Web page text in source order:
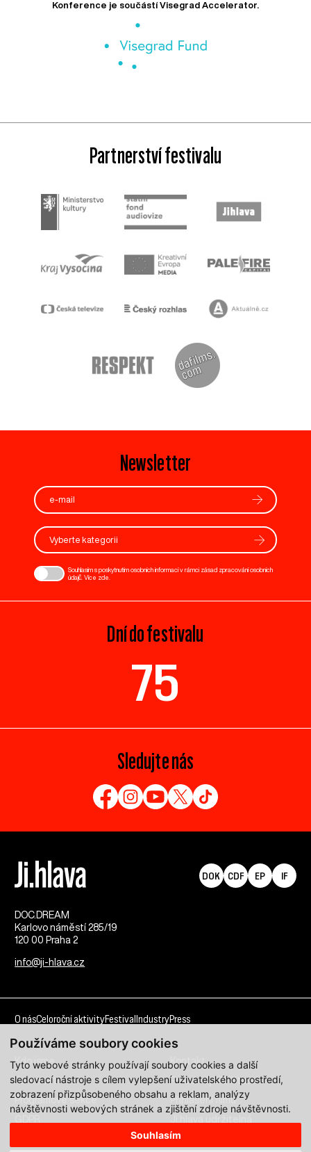
Používáme soubory cookies
Tyto webové stránky používají soubory cookies a další
sledovací nástroje s cílem vylepšení uživatelského prostředí,
zobrazení přizpůsobeného obsahu a reklam, analýzy
návštěvnosti webových stránek a zjištění zdroje návštěvnosti.
Souhlasím
Konference je součástí Visegrad Accelerator.
Partnerství festivalu
Newsletter
Vyberte kategorii
Souhlasím s poskytnutím osobních informací v rámci zásad zpracování osobních
údajů. Více zde
Dní do festivalu
75
Sledujte nás
DOC.DREAM​
Karlovo náměstí 285/19
120 00 Praha 2
info@ji-hlava.cz
DOK CDF EP IF
O násCeloroční aktivityFestival IndustryPress
Kdo jsme
Kontakt
Partnerství
Pracovní příležitosti
Programové sekce
Přihlášení filmu